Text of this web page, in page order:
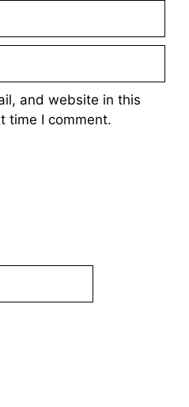
and website in this
time I comment.